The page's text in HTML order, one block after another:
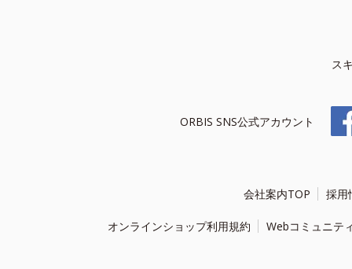
ス
ORBIS SNS公式アカウント
会社案内TOP 採用
オンラインショップ利用規約 Webコミュニテ